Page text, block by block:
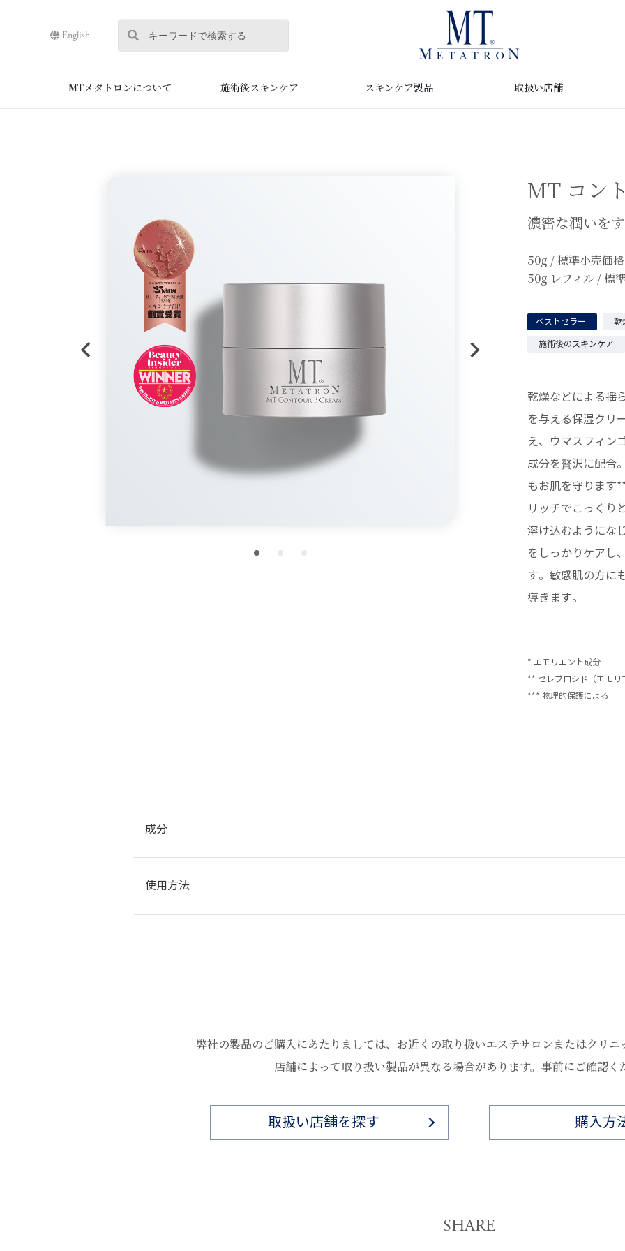
English
MTメタトロンについて 施術後スキンケア スキンケア製品 取扱い店舗
MT コン
濃密な潤いを
50g / 標準小売価
50g レフィル / 標
乾
ベストセラー
施術後のスキンケア
乾燥などによる揺
を与える保湿クリ
え、ウマスフィン
成分を贅沢に配合
もお肌を守ります
リッチでこっくり
溶け込むようにな
をしっかりケアし
す。敏感肌の方に
導きます。
* エモリエント成分
** セレブロシド（エモリ
*** 物理的保護による
成分
水、ホホバ種子油、グリセリン、ＢＧ、ジメチコン、ステアリン酸グリセリル（ＳＥ）、マカデミアナッツ
ン酸、セタノール、ステアリン酸ＰＥＧ－４５、セレブロシド、ナイアシンアミド、ジャノヒゲ根エキス、ビ
使用方法
弊社の製品のご購入にあたりましては、お近くの取り扱いエステサロンまたはクリニ
店舗によって取り扱い製品が異なる場合があります。事前にご確認く
取扱い店舗を探す 購入方
SHARE